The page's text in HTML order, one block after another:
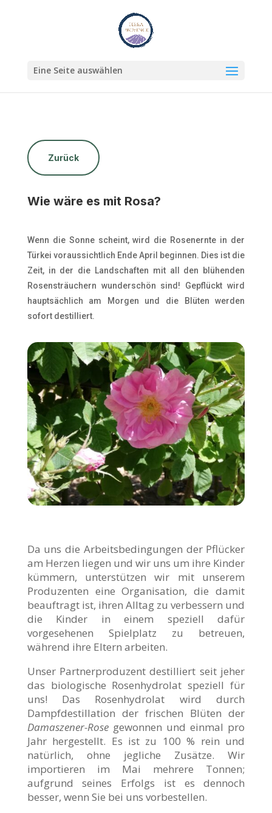
Eine Seite auswählen
Zurück
Wie wäre es mit Rosa?
Wenn die Sonne scheint, wird die Rosenernte in der
Türkei voraussichtlich Ende April beginnen. Dies ist die
Zeit, in der die Landschaften mit all den blühenden
Rosensträuchern wunderschön sind! Gepflückt wird
hauptsächlich am Morgen und die Blüten werden
sofort destilliert.
Da uns die Arbeitsbedingungen der Pflücker
am Herzen liegen und wir uns um ihre Kinder
kümmern, unterstützen wir mit unserem
Produzenten eine Organisation, die damit
beauftragt ist, ihren Alltag zu verbessern und
die Kinder in einem speziell dafür
vorgesehenen Spielplatz zu betreuen,
während ihre Eltern arbeiten.
Unser Partnerproduzent destilliert seit jeher
das biologische Rosenhydrolat speziell für
uns! Das Rosenhydrolat wird durch
Dampfdestillation der frischen Blüten der
Damaszener-Rosegewonnen und einmal pro
Jahr hergestellt. Es ist zu 100 % rein und
natürlich, ohne jegliche Zusätze. Wir
importieren im Mai mehrere Tonnen;
aufgrund seines Erfolgs ist es dennoch
besser, wenn Sie bei uns vorbestellen.